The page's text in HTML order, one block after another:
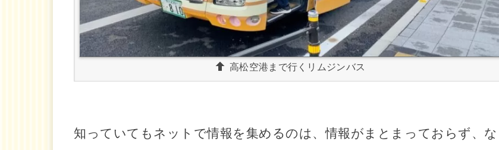
高松空港まで行くリムジンバス
知っていてもネットで情報を集めるのは、情報がまとまっておらず、な